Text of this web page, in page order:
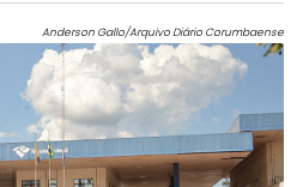
Anderson Gallo/Arquivo Diário Corumbaense